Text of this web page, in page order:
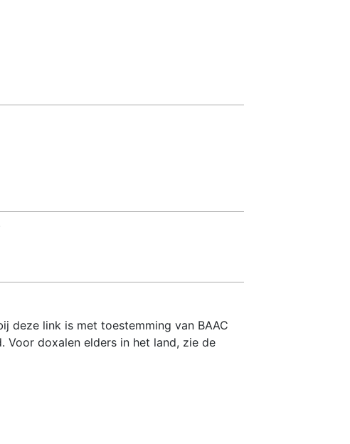
deze link is met toestemming van BAAC
doxalen elders in het land, zie de